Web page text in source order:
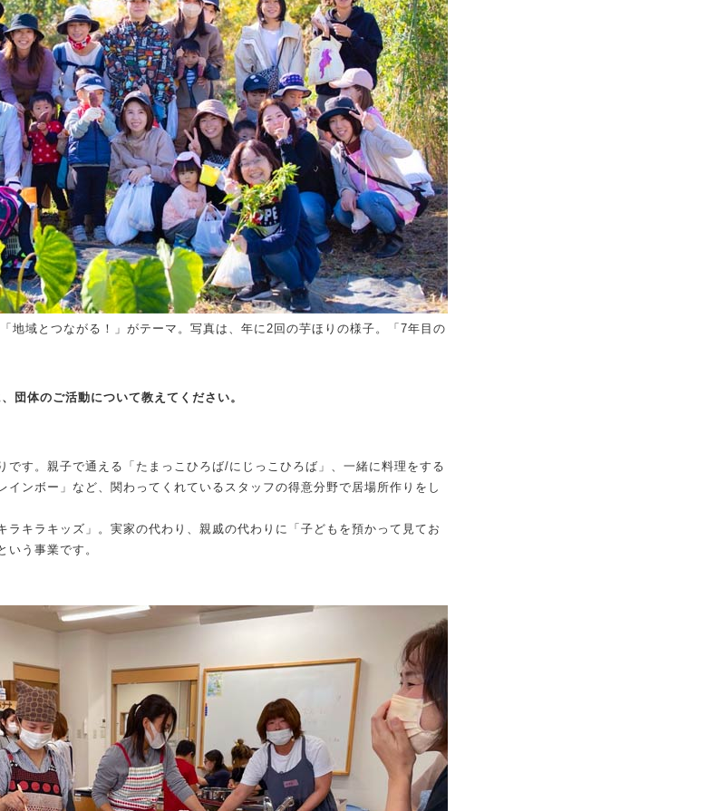
地域とつながる！」がテーマ。写真は、年に2回の芋ほりの様子。「7年目の
団体のご活動について教えてください。
です。親子で通える「たまっこひろば/にじっこひろば」、一緒に料理をする
インボー」など、関わってくれているスタッフの得意分野で居場所作りをし
ラキラキッズ」。実家の代わり、親戚の代わりに「子どもを預かって見てお
いう事業です。